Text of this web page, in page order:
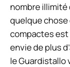
nombre illimité
quelque chose
compactes est
envie de plus
le